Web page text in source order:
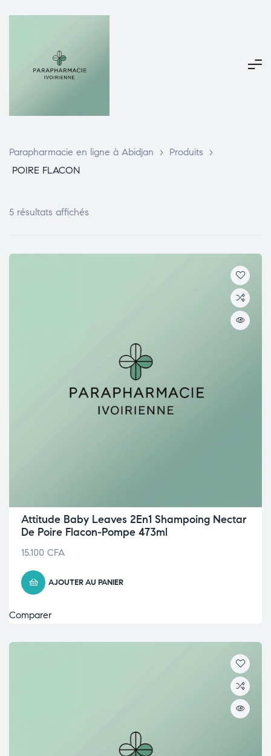
Parapharmacie en ligne à Abidjan > Produits
>
POIRE FLACON
5 résultats affichés
Attitude Baby Leaves 2En1 Shampoing Nectar
De Poire Flacon-Pompe 473ml
15.100 CFA
AJOUTER AU PANIER
Comparer